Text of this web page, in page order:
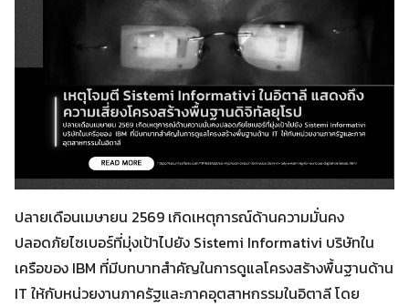
ปลายเดือนเมษายน 2569 เกิดเหตุการณ์ด้านความมั่นคง
ปลอดภัยไซเบอร์ที่มุ่งเป้าไปยัง Sistemi Informativi บริษัทใน
เครือของ IBM ที่มีบทบาทสำคัญในการดูแลโครงสร้างพื้นฐานด้าน
IT ให้กับหน่วยงานภาครัฐและภาคอุตสาหกรรมในอิตาลี โดย